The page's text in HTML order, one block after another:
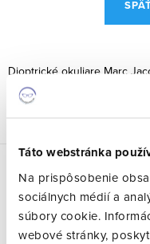
Táto webstránka
Na prispôsobenie
sociálnych médií a
súbory cookie.
webové stránky,
Dioptrické okuliare Marc